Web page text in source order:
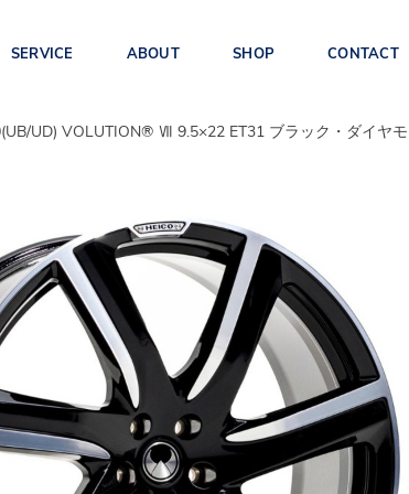
ES90(1E) EX30(2E)
XC40/C40(XB/XE)
S90/V90/
V90CC(PB/PD)
SERVICE ABOUT SHOP CONTACT
UD) VOLUTION® Ⅶ 9.5×22 ET31 ブラック・ダイヤ